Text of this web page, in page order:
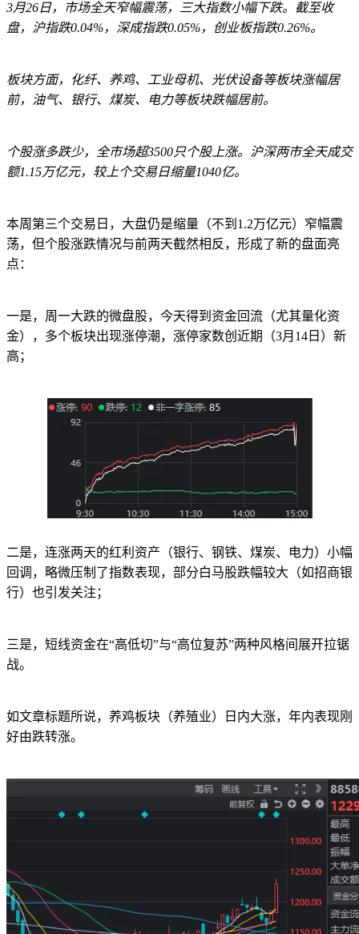
3月26日，市场全天窄幅震荡，三大指数小幅下跌。截至收
盘，沪指跌0.04%，深成指跌0.05%，创业板指跌0.26%。
板块方面，化纤、养鸡、工业母机、光伏设备等板块涨幅居
前，油气、银行、煤炭、电力等板块跌幅居前。
个股涨多跌少，全市场超3500只个股上涨。沪深两市全天成交
额1.15万亿元，较上个交易日缩量1040亿。
本周第三个交易日，大盘仍是缩量（不到1.2万亿元）窄幅震
荡，但个股涨跌情况与前两天截然相反，形成了新的盘面亮
点：
一是，周一大跌的微盘股，今天得到资金回流（尤其量化资
金），多个板块出现涨停潮，涨停家数创近期（3月14日）新
高；
二是，连涨两天的红利资产（银行、钢铁、煤炭、电力）小幅
回调，略微压制了指数表现，部分白马股跌幅较大（如招商银
行）也引发关注；
三是，短线资金在“高低切”与“高位复苏”两种风格间展开拉锯
战。
如文章标题所说，养鸡板块（养殖业）日内大涨，年内表现刚
好由跌转涨。